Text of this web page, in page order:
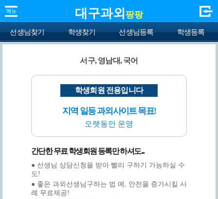
대구과외 팡팡
선생님찾기 학생찾기 선생님등록 학생등록
서구, 영남대, 국어
학생회원 전용입니다
지역 일등 과외사이트 목표!
오랫동안 운영
간단한 무료 학생회원 등록만 하셔도...
● 선생님 상담신청을 받아 빨리 구하기 가능하실 수
도!
● 좋은 과외선생님구하는 법 예, 안전을 증가시킬 사
례 무료제공!